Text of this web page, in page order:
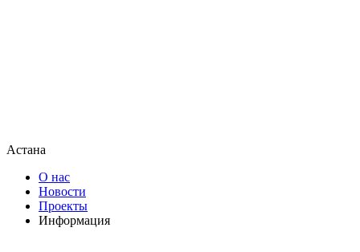
Астана
О нас
Новости
Проекты
Информация